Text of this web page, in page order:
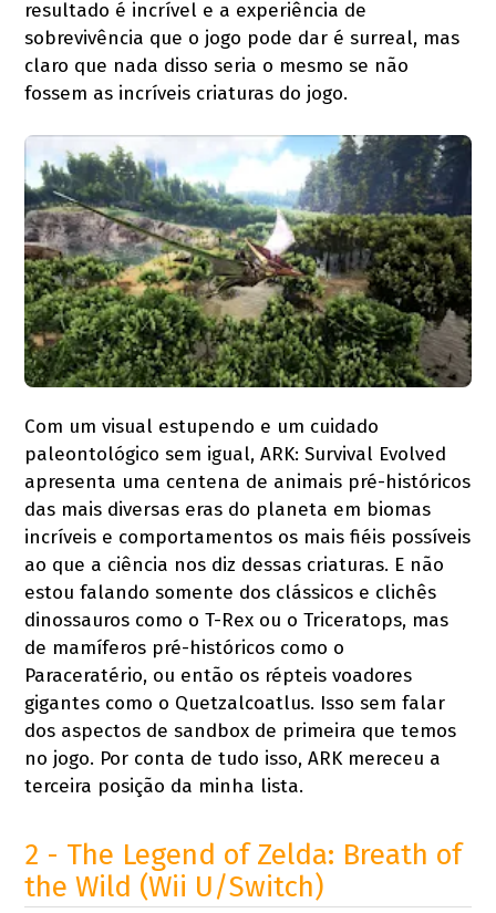
resultado é incrível e a experiência de
sobrevivência que o jogo pode dar é surreal, mas
claro que nada disso seria o mesmo se não
fossem as incríveis criaturas do jogo.
Com um visual estupendo e um cuidado
paleontológico sem igual, ARK: Survival Evolved
apresenta uma centena de animais pré-históricos
das mais diversas eras do planeta em biomas
incríveis e comportamentos os mais fiéis possíveis
ao que a ciência nos diz dessas criaturas. E não
estou falando somente dos clássicos e clichês
dinossauros como o T-Rex ou o Triceratops, mas
de mamíferos pré-históricos como o
Paraceratério, ou então os répteis voadores
gigantes como o Quetzalcoatlus. Isso sem falar
dos aspectos de sandbox de primeira que temos
no jogo. Por conta de tudo isso, ARK mereceu a
terceira posição da minha lista.
2 - The Legend of Zelda: Breath of
the Wild (Wii U/Switch)